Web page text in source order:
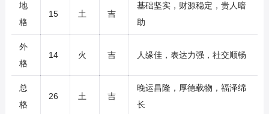
地
格
15 土 吉
基础坚实，财源稳定，贵人暗
助
外
格
14 火 吉 人缘佳，表达力强，社交顺畅
总
格
26 土 吉
晚运昌隆，厚德载物，福泽绵
长